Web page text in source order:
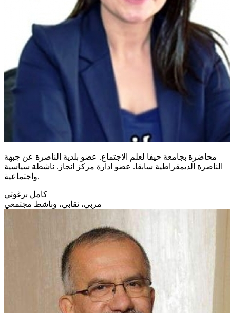
محاضرة بجامعة حيفا لعلم الاجتماع. عضو بلدية الناصرة عن جبهة
الناصرة الديمقراطية سابقا. عضو ادارة مركز انجاز. ناشطة سياسية
واجتماعية.
كامل برغوثي
مربي، نقابي، وناشط مجتمعي